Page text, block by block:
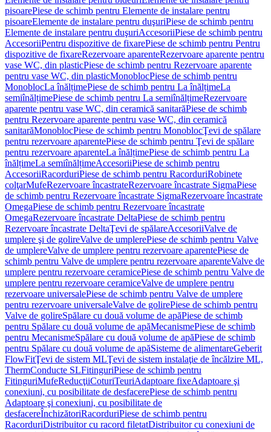
pisoarePiese de schimb pentru Elemente de instalare pentru
pisoareElemente de instalare pentru duşuriPiese de schimb pentru
Elemente de instalare pentru duşuriAccesoriiPiese de schimb pentru
AccesoriiPentru dispozitive de fixarePiese de schimb pentru Pentru
dispozitive de fixareRezervoare aparenteRezervoare aparente pentru
vase WC, din plasticPiese de schimb pentru Rezervoare aparente
pentru vase WC, din plasticMonoblocPiese de schimb pentru
MonoblocLa înălțimePiese de schimb pentru La înălțimeLa
semiînălțimePiese de schimb pentru La semiînălțimeRezervoare
aparente pentru vase WC, din ceramică sanitarăPiese de schimb
pentru Rezervoare aparente pentru vase WC, din ceramică
sanitarăMonoblocPiese de schimb pentru MonoblocŢevi de spălare
pentru rezervoare aparentePiese de schimb pentru Ţevi de spălare
pentru rezervoare aparenteLa înălțimePiese de schimb pentru La
înălțimeLa semiînălțimeAccesoriiPiese de schimb pentru
AccesoriiRacorduriPiese de schimb pentru RacorduriRobinete
colţarMufeRezervoare încastrateRezervoare încastrate SigmaPiese
de schimb pentru Rezervoare încastrate SigmaRezervoare încastrate
OmegaPiese de schimb pentru Rezervoare încastrate
OmegaRezervoare încastrate DeltaPiese de schimb pentru
Rezervoare încastrate DeltaŢevi de spălareAccesoriiValve de
umplere şi de golireValve de umplerePiese de schimb pentru Valve
de umplereValve de umplere pentru rezervoare aparentePiese de
schimb pentru Valve de umplere pentru rezervoare aparenteValve de
umplere pentru rezervoare ceramicePiese de schimb pentru Valve de
umplere pentru rezervoare ceramiceValve de umplere pentru
rezervoare universalePiese de schimb pentru Valve de umplere
pentru rezervoare universaleValve de golirePiese de schimb pentru
Valve de golireSpălare cu două volume de apăPiese de schimb
pentru Spălare cu două volume de apăMecanismePiese de schimb
pentru MecanismeSpălare cu două volume de apăPiese de schimb
pentru Spălare cu două volume de apăSisteme de alimentareGeberit
FlowFitŢevi de sistem MLŢevi de sistem instalaţie de încălzire ML,
ThermConducte SLFitinguriPiese de schimb pentru
FitinguriMufeReducţiiCoturiTeuriAdaptoare fixeAdaptoare şi
conexiuni, cu posibilitate de desfacerePiese de schimb pentru
Adaptoare şi conexiuni, cu posibilitate de
desfacereÎnchizătoriRacorduriPiese de schimb pentru
RacorduriDistribuitor cu racord filetatDistribuitor cu conexiuni de